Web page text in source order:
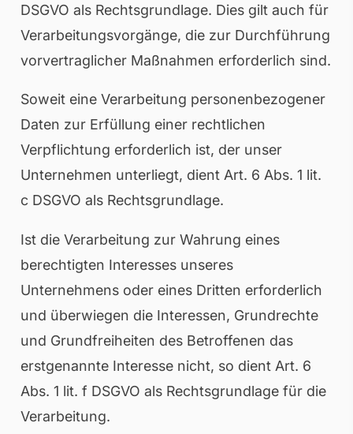
DSGVO als Rechtsgrundlage. Dies gilt auch für
Verarbeitungsvorgänge, die zur Durchführung
vorvertraglicher Maßnahmen erforderlich sind.
Soweit eine Verarbeitung personenbezogener
Daten zur Erfüllung einer rechtlichen
Verpflichtung erforderlich ist, der unser
Unternehmen unterliegt, dient Art. 6 Abs. 1 lit.
c DSGVO als Rechtsgrundlage.
Ist die Verarbeitung zur Wahrung eines
berechtigten Interesses unseres
Unternehmens oder eines Dritten erforderlich
und überwiegen die Interessen, Grundrechte
und Grundfreiheiten des Betroffenen das
erstgenannte Interesse nicht, so dient Art. 6
Abs. 1 lit. f DSGVO als Rechtsgrundlage für die
Verarbeitung.